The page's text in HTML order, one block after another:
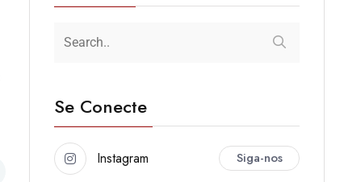
Se Conecte
Instagram Siga-nos